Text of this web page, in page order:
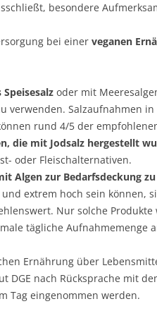
besondere
bei einer veganen
oder mit
verwenden. Salzaufnahmen
rund 4/5 der
die mit Jodsalz hergestellt
oder Fleischalternativen.
Algen zur Bedarfsdeckung
extrem hoch sein können,
Nur solche
tägliche Aufnahmemenge
Ernährung über
DGE nach Rücksprache mit
Tag eingenommen werden.